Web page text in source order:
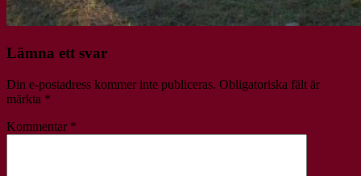
Lämna ett svar
Din e-postadress kommer inte publiceras. Obligatoriska fält är
märkta *
Kommentar *